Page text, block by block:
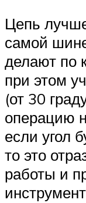
Цепь
самой
делают по
при этом
(от 30
операцию
если угол
то это
работы и